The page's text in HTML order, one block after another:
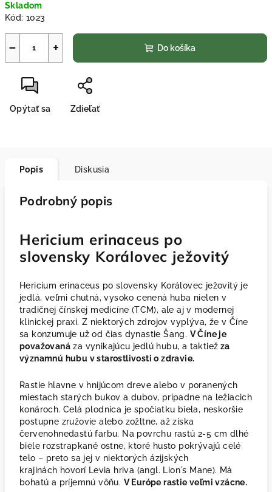
cena:
Skladom
Kód: 1023
+
− Do košíka
Opýtať sa Zdieľať
Popis Diskusia
Podrobný popis
Hericium erinaceus po
slovensky Korálovec ježovitý
Hericium erinaceus po slovensky Korálovec ježovitý je
jedlá, veľmi chutná, vysoko cenená huba nielen v
tradičnej čínskej medicíne (TCM), ale aj v modernej
klinickej praxi. Z niektorých zdrojov vyplýva, že v Číne
sa konzumuje už od čias dynastie Šang. V Číne je
považovaná za vynikajúcu jedlú hubu, a taktiež za
významnú hubu v starostlivosti o zdravie.
Rastie hlavne v hnijúcom dreve alebo v poranených
miestach starých bukov a dubov, prípadne na ležiacich
konároch. Celá plodnica je spočiatku biela, neskoršie
postupne zružovie alebo zožltne, až získa
červenohnedastú farbu. Na povrchu rastú 2-5 cm dlhé
biele rozstrapkané ostne, ktoré husto pokrývajú celé
telo – preto sa jej v niektorých ázijských
krajinách hovorí Levia hriva (angl. Lion´s Mane). Má
bohatú a príjemnú vôňu. V Európe rastie veľmi vzácne.